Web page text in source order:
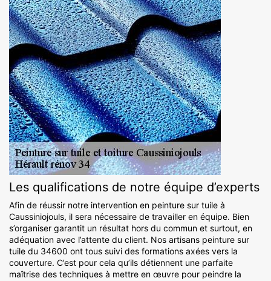
Les qualifications de notre équipe d’experts
Afin de réussir notre intervention en peinture sur tuile à
Caussiniojouls, il sera nécessaire de travailler en équipe. Bien
s’organiser garantit un résultat hors du commun et surtout, en
adéquation avec l’attente du client. Nos artisans peinture sur
tuile du 34600 ont tous suivi des formations axées vers la
couverture. C’est pour cela qu’ils détiennent une parfaite
maîtrise des techniques à mettre en œuvre pour peindre la